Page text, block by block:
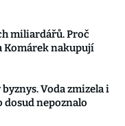
miliardářů. Proč
Komárek nakupují
Voda zmizela i
dosud nepoznalo